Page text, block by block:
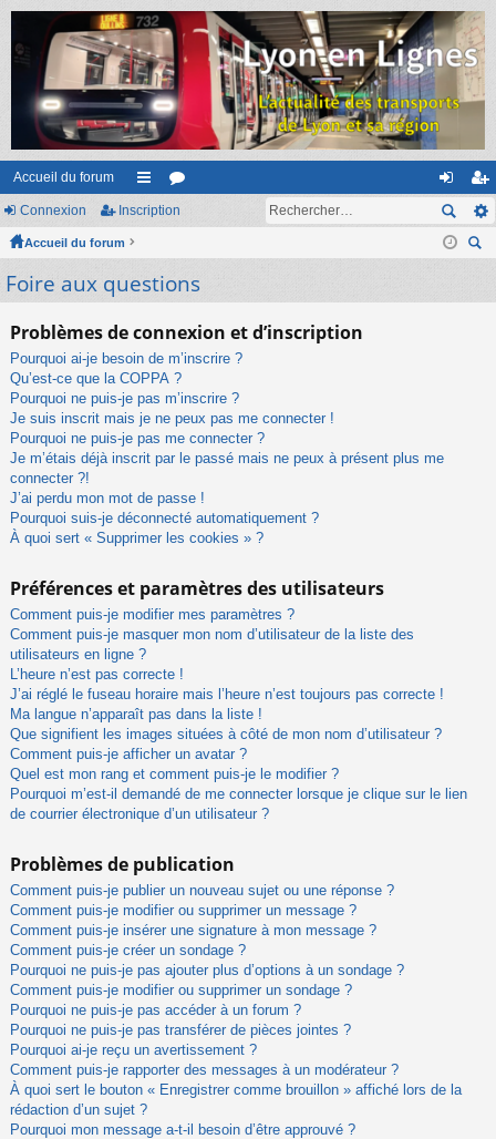
Accueil du forum
ac
ur
s
or
m
on
ne
ns
cri
Connexion Inscription
Accueil du forum
Foire aux questions
Problèmes de connexion et d’inscription
Pourquoi ai-je besoin de m’inscrire ?
Qu’est-ce que la COPPA ?
Pourquoi ne puis-je pas m’inscrire ?
Je suis inscrit mais je ne peux pas me connecter !
Pourquoi ne puis-je pas me connecter ?
Je m’étais déjà inscrit par le passé mais ne peux à présent plus me
connecter ?!
J’ai perdu mon mot de passe !
Pourquoi suis-je déconnecté automatiquement ?
À quoi sert « Supprimer les cookies » ?
Préférences et paramètres des utilisateurs
Comment puis-je modifier mes paramètres ?
Comment puis-je masquer mon nom d’utilisateur de la liste des
utilisateurs en ligne ?
L’heure n’est pas correcte !
J’ai réglé le fuseau horaire mais l’heure n’est toujours pas correcte !
Ma langue n’apparaît pas dans la liste !
Que signifient les images situées à côté de mon nom d’utilisateur ?
Comment puis-je afficher un avatar ?
Quel est mon rang et comment puis-je le modifier ?
Pourquoi m’est-il demandé de me connecter lorsque je clique sur le lien
de courrier électronique d’un utilisateur ?
Problèmes de publication
Comment puis-je publier un nouveau sujet ou une réponse ?
Comment puis-je modifier ou supprimer un message ?
Comment puis-je insérer une signature à mon message ?
Comment puis-je créer un sondage ?
Pourquoi ne puis-je pas ajouter plus d’options à un sondage ?
Comment puis-je modifier ou supprimer un sondage ?
Pourquoi ne puis-je pas accéder à un forum ?
Pourquoi ne puis-je pas transférer de pièces jointes ?
Pourquoi ai-je reçu un avertissement ?
Comment puis-je rapporter des messages à un modérateur ?
À quoi sert le bouton « Enregistrer comme brouillon » affiché lors de la
rédaction d’un sujet ?
Pourquoi mon message a-t-il besoin d’être approuvé ?